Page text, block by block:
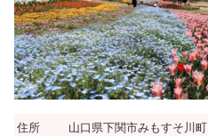
住所 山口県下関市みもすそ川町